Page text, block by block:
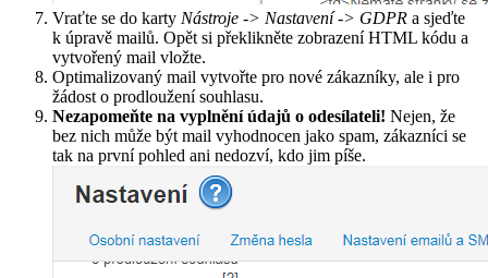
Vraťte se do karty Nástroje -> Nastavení -> GDPR a sjeďte
k úpravě mailů. Opět si překlikněte zobrazení HTML kódu a
vytvořený mail vložte.
Optimalizovaný mail vytvořte pro nové zákazníky, ale i pro
žádost o prodloužení souhlasu.
Nezapomeňte na vyplnění údajů o odesílateli! Nejen, že
bez nich může být mail vyhodnocen jako spam, zákazníci se
tak na první pohled ani nedozví, kdo jim píše.